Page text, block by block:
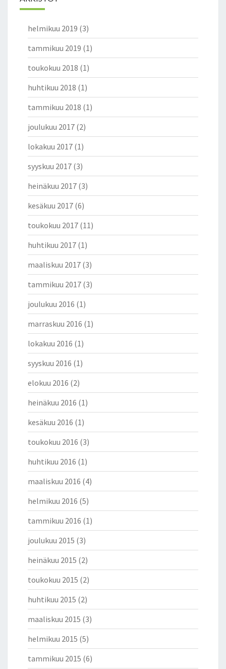
I
L
helmikuu 2019 (3)
tammikuu 2019 (1)
toukokuu 2018 (1)
huhtikuu 2018 (1)
tammikuu 2018 (1)
joulukuu 2017 (2)
lokakuu 2017 (1)
syyskuu 2017 (3)
heinäkuu 2017 (3)
kesäkuu 2017 (6)
toukokuu 2017 (11)
huhtikuu 2017 (1)
maaliskuu 2017 (3)
tammikuu 2017 (3)
joulukuu 2016 (1)
marraskuu 2016 (1)
lokakuu 2016 (1)
syyskuu 2016 (1)
elokuu 2016 (2)
heinäkuu 2016 (1)
kesäkuu 2016 (1)
toukokuu 2016 (3)
huhtikuu 2016 (1)
maaliskuu 2016 (4)
helmikuu 2016 (5)
tammikuu 2016 (1)
joulukuu 2015 (3)
heinäkuu 2015 (2)
toukokuu 2015 (2)
huhtikuu 2015 (2)
maaliskuu 2015 (3)
helmikuu 2015 (5)
tammikuu 2015 (6)